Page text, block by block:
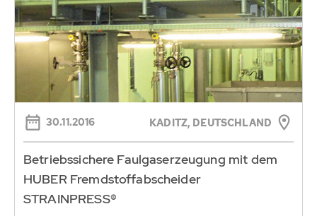
30.11.2016 KADITZ, DEUTSCHLAND
Betriebssichere Faulgaserzeugung mit dem
HUBER Fremdstoffabscheider
STRAINPRESS®